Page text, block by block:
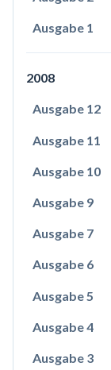
Ausgabe 1
2008
Ausgabe 12
Ausgabe 11
Ausgabe 10
Ausgabe 9
Ausgabe 7
Ausgabe 6
Ausgabe 5
Ausgabe 4
Ausgabe 3